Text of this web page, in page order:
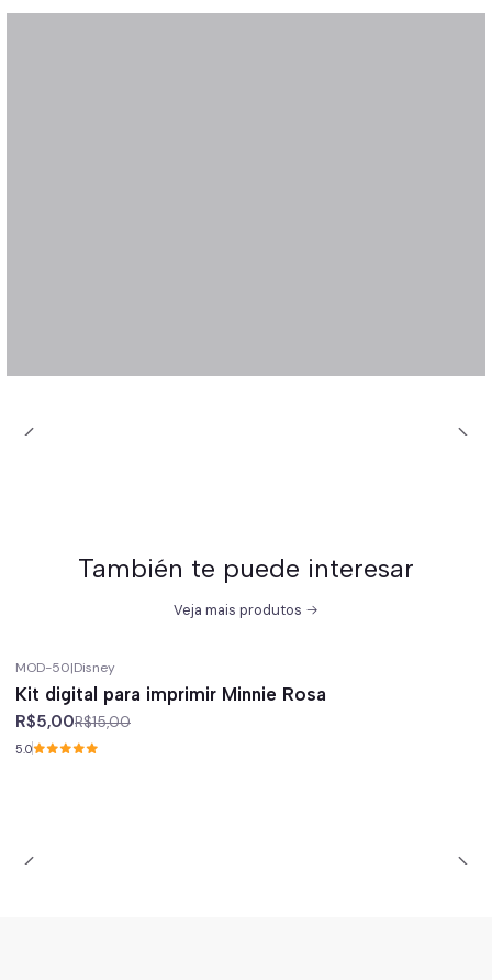
También te puede interesar
Veja mais produtos
MOD-50|Disney
Kit digital para imprimir Minnie Rosa
R$5,00R$15,00
5.0